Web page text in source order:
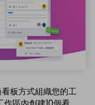
板方式組織您的工